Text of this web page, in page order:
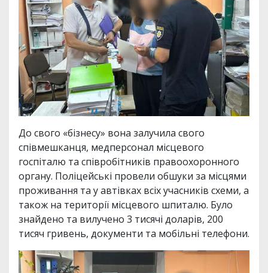
До свого «бізнесу» вона залучила свого
співмешканця, медперсонал місцевого
госпіталю та співробітників правоохоронного
органу. Поліцейські провели обшуки за місцями
проживання та у автівках всіх учасників схеми, а
також на території місцевого шпиталю. Було
знайдено та вилучено 3 тисячі доларів, 200
тисяч гривень, документи та мобільні телефони.